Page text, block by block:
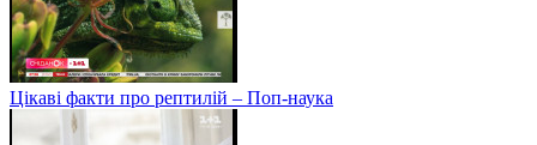
Цікаві факти про рептилій – Поп-наука